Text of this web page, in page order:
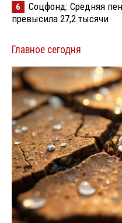
6
Соцфонд: Средняя
превысила 27,2 тысячи
Главное сегодня